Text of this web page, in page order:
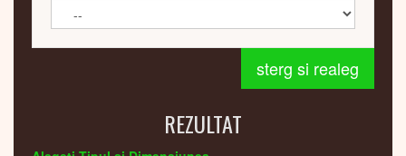
sterg si realeg
REZULTAT